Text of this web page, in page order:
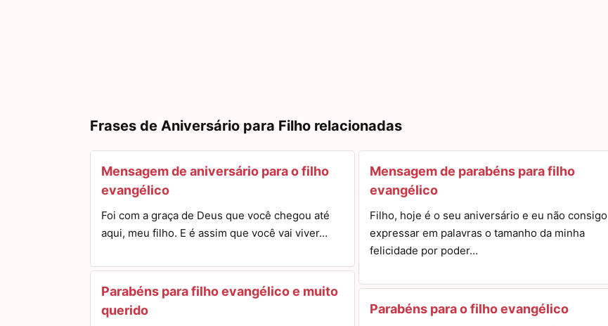
Frases de Aniversário para Filho relacionadas
Mensagem de aniversário para o filho
evangélico
Foi com a graça de Deus que você chegou até
aqui, meu filho. E é assim que você vai viver…
Parabéns para filho evangélico e muito
querido
Mensagem de parabéns para filho
evangélico
Filho, hoje é o seu aniversário e eu não consigo
expressar em palavras o tamanho da minha
felicidade por poder…
Parabéns para o filho evangélico